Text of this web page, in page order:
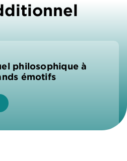
philosophique à
émotifs